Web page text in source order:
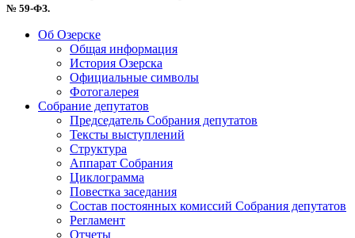
№ 59-ФЗ.
Об Озерске
Общая информация
История Озерска
Официальные символы
Фотогалерея
Собрание депутатов
Председатель Собрания депутатов
Тексты выступлений
Структура
Аппарат Собрания
Циклограмма
Повестка заседания
Состав постоянных комиссий Собрания депутатов
Регламент
Отчеты